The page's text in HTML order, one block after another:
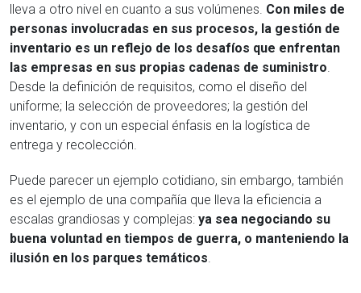
lleva a otro nivel en cuanto a sus volúmenes. Con miles de
personas involucradas en sus procesos, la gestión de
inventario es un reflejo de los desafíos que enfrentan
las empresas en sus propias cadenas de suministro.
Desde la definición de requisitos, como el diseño del
uniforme; la selección de proveedores; la gestión del
inventario, y con un especial énfasis en la logística de
entrega y recolección.
Puede parecer un ejemplo cotidiano, sin embargo, también
es el ejemplo de una compañía que lleva la eficiencia a
escalas grandiosas y complejas: ya sea negociando su
buena voluntad en tiempos de guerra, o manteniendo la
ilusión en los parques temáticos.